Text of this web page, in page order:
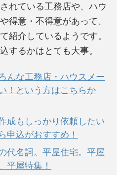
れている工務店や、ハウ
得意・不得意があって、
紹介しているようです。
するかはとても大事。
んな工務店・ハウスメー
！という方はこちらか
成もしっかり依頼したい
申込がおすすめ！
代名詞。平屋住宅。平屋
平屋特集！